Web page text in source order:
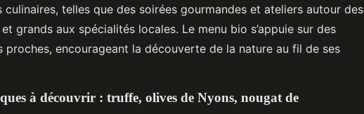
culinaires, telles que des soirées gourmandes et ateliers autour des
grands aux spécialités locales. Le menu bio s’appuie sur des
proches, encourageant la découverte de la nature au fil de ses
à découvrir : truffe, olives de Nyons, nougat de